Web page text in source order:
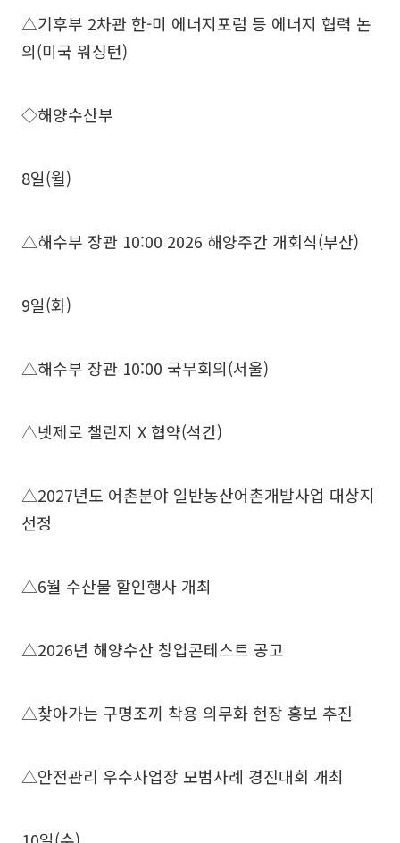
△기후부 2차관 한-미 에너지포럼 등 에너지 협력 논
의(미국 워싱턴)
◇해양수산부
8일(월)
△해수부 장관 10:00 2026 해양주간 개회식(부산)
9일(화)
△해수부 장관 10:00 국무회의(서울)
△넷제로 챌린지 X 협약(석간)
△2027년도 어촌분야 일반농산어촌개발사업 대상지
선정
△6월 수산물 할인행사 개최
△2026년 해양수산 창업콘테스트 공고
△찾아가는 구명조끼 착용 의무화 현장 홍보 추진
△안전관리 우수사업장 모범사례 경진대회 개최